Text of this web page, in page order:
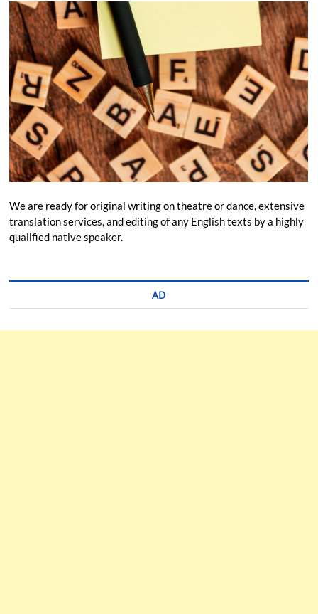
We are ready for original writing on theatre or dance, extensive
translation services, and editing of any English texts by a highly
qualified native speaker.
AD